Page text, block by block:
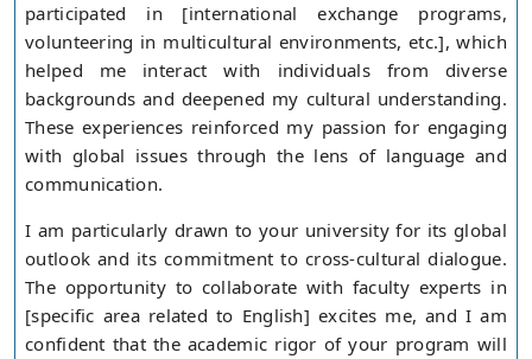
participated in [international exchange programs,
volunteering in multicultural environments, etc.], which
helped me interact with individuals from diverse
backgrounds and deepened my cultural understanding.
These experiences reinforced my passion for engaging
with global issues through the lens of language and
communication.
I am particularly drawn to your university for its global
outlook and its commitment to cross-cultural dialogue.
The opportunity to collaborate with faculty experts in
[specific area related to English] excites me, and I am
confident that the academic rigor of your program will